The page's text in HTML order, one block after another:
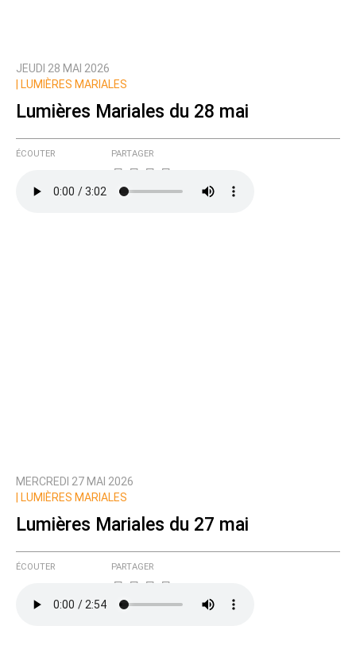
JEUDI 28 MAI 2026
LUMIÈRES MARIALES
Lumières Mariales du 28 mai
ÉCOUTER PARTAGER
MERCREDI 27 MAI 2026
LUMIÈRES MARIALES
Lumières Mariales du 27 mai
ÉCOUTER PARTAGER